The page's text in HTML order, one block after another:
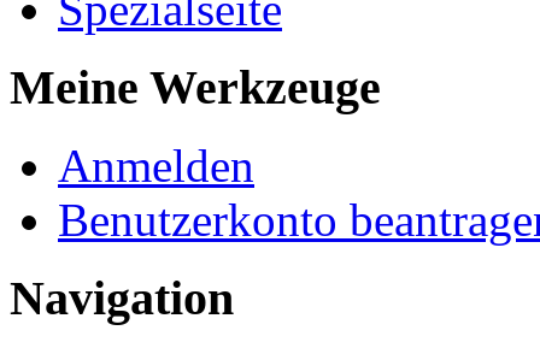
Meine Werkzeuge
Anmelden
Benutzerkonto
Navigation